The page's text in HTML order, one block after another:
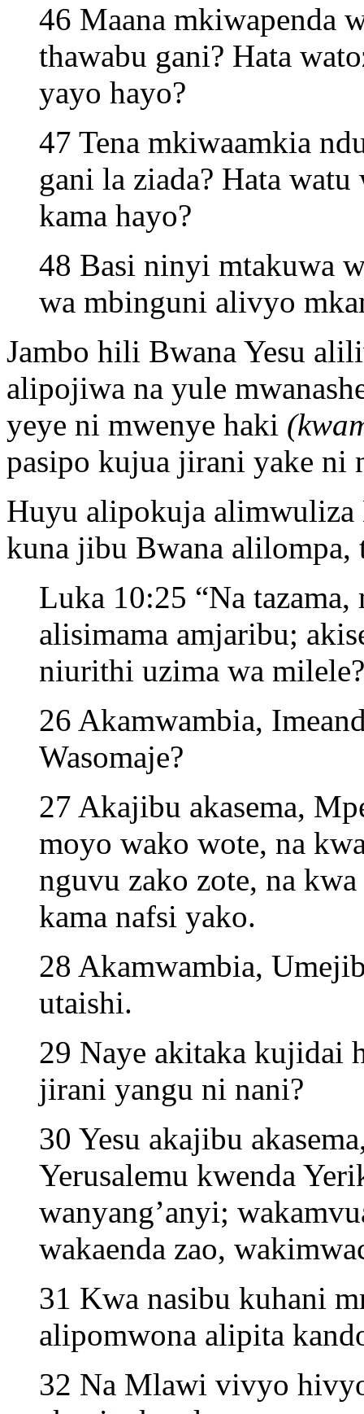
46 Maana mkiwapenda
thawabu gani? Hata
yayo hayo?
47 Tena mkiwaamkia
gani la ziada? Hata
kama hayo?
48 Basi ninyi mtakuwa
wa mbinguni alivyo
Jambo hili Bwana Yesu
alipojiwa na yule
yeye ni mwenye haki
pasipo kujua jirani yake ni
Huyu alipokuja alimwuliza
kuna jibu Bwana alilompa,
Luka 10:25 “Na tazama,
alisimama amjaribu;
niurithi uzima wa milele?
26 Akamwambia,
Wasomaje?
27 Akajibu akasema,
moyo wako wote, na
nguvu zako zote, na
kama nafsi yako.
28 Akamwambia,
utaishi.
29 Naye akitaka kujidai
jirani yangu ni nani?
30 Yesu akajibu
Yerusalemu kwenda
wanyang’anyi;
wakaenda zao,
31 Kwa nasibu kuhani
alipomwona alipita
32 Na Mlawi vivyo